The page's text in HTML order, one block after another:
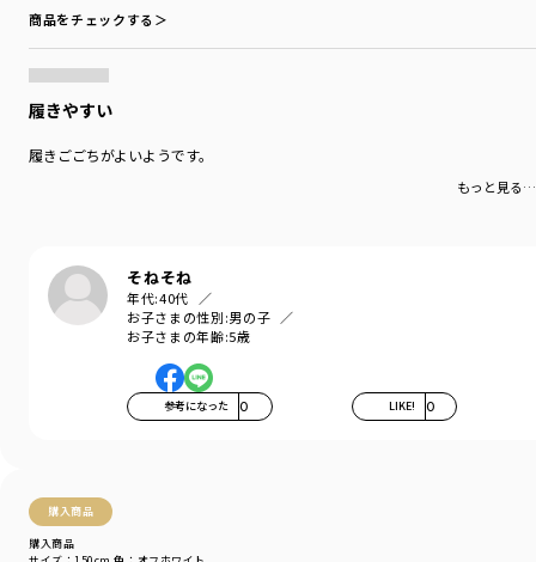
商品をチェックする＞
履きやすい
履きごごちがよいようです。
もっと見る…
そねそね
年代:40代
お子さまの性別:男の子
お子さまの年齢:5歳
参考になった 0 LIKE! 0
購入商品
購入商品